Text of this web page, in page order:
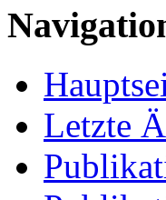
Letzte